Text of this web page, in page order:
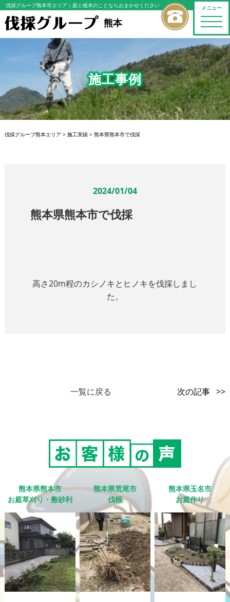
メニュー
toggle
伐採グループ熊本市エリア ｜庭と植木のことならおまかせください
熊本
施工事例
伐採グループ熊本エリア > 施工実績> 熊本県熊本市で伐採
2024/01/04
熊本県熊本市で伐採
高さ20m程のカシノキとヒノキを伐採しまし
た。
一覧に戻る 次の記事 >>
熊本県熊本市
お庭草刈り・敷砂利
熊本県荒尾市
伐根
熊本県玉名市
お庭作り